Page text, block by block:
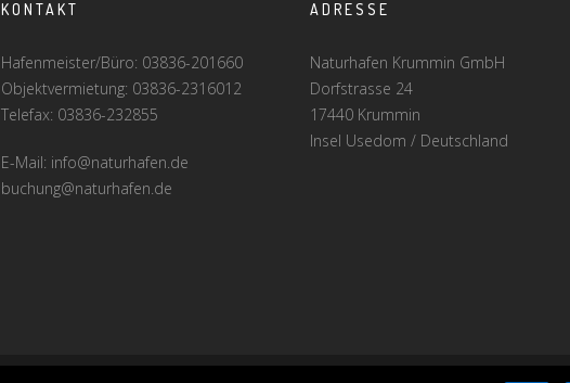
KONTAKT
Hafenmeister/Büro: 03836-201660
Objektvermietung: 03836-2316012
Telefax: 03836-232855
E-Mail: info@naturhafen.de
buchung@naturhafen.de
ADRESSE
Naturhafen Krummin GmbH
Dorfstrasse 24
17440 Krummin
Insel Usedom / Deutschland